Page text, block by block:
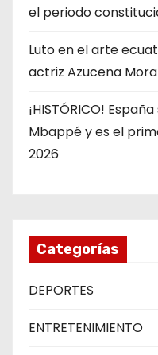
el periodo
Luto en el arte
actriz Azucena
¡HISTÓRICO!
Mbappé y es el
2026
Categorías
DEPORTES
ENTRETENIMIENTO